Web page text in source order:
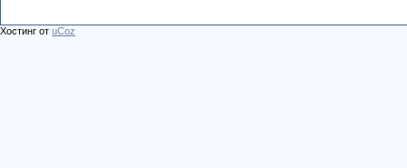
Хостинг от uCoz